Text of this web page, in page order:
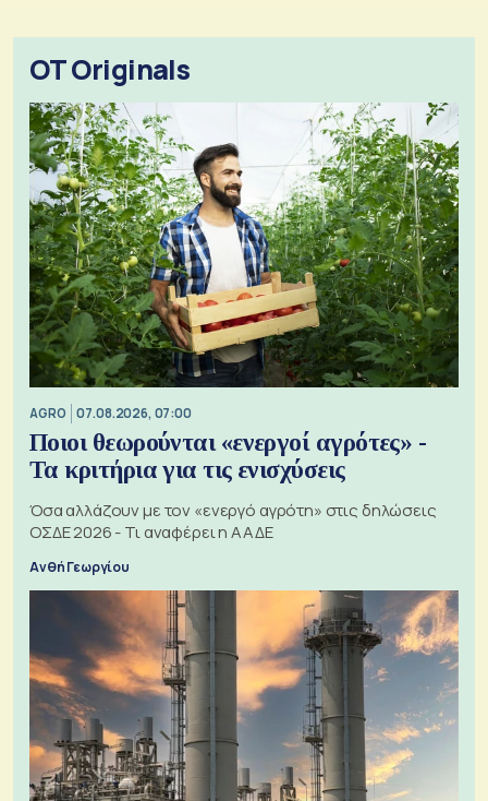
OT Originals
AGRO 07.08.2026, 07:00
Ποιοι θεωρούνται «ενεργοί αγρότες» -
Τα κριτήρια για τις ενισχύσεις
Όσα αλλάζουν με τον «ενεργό αγρότη» στις δηλώσεις
ΟΣΔΕ 2026 - Τι αναφέρει η ΑΑΔΕ
Ανθή Γεωργίου